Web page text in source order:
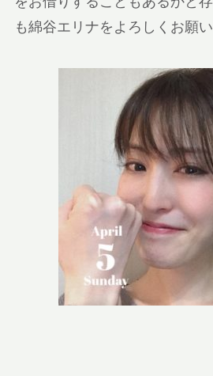
も綿谷エリナをよろしくお願